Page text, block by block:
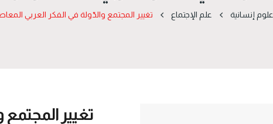
علوم إنسانية علم الإجتماع تغيير المجتمع والدّولة في الفكر العربي
تغيير